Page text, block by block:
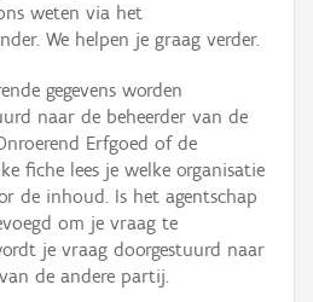
weten via het
We helpen je graag verder.
gegevens worden
naar de beheerder van de
Erfgoed of de
fiche lees je welke organisatie
de inhoud. Is het agentschap
om je vraag te
je vraag doorgestuurd naar
de andere partij.